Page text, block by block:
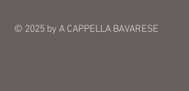
© 2025 by A CAPPELLA BAVARESE